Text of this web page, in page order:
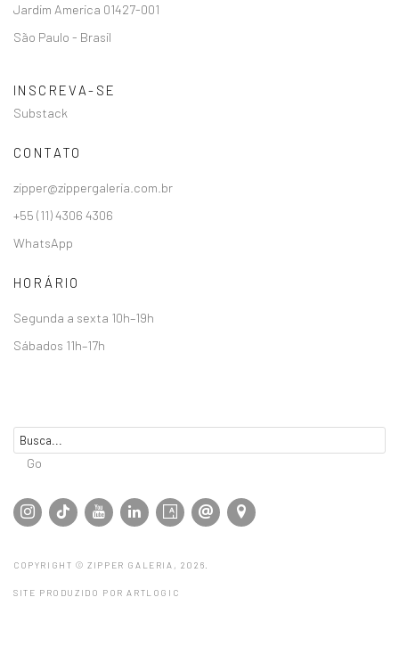
Jardim America 01427-001
São Paulo - Brasil
INSCREVA-SE
Substack
CONTATO
zipper@zippergaleria.com.br
+55 (11) 4306 4306
WhatsApp
HORÁRIO
Segunda a sexta 10h–19h
Sábados 11h–17h
Go
COPYRIGHT © ZIPPER GALERIA, 2026.
SITE PRODUZIDO POR ARTLOGIC